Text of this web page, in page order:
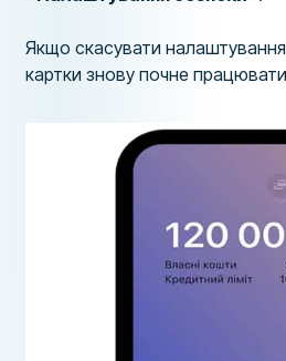
Якщо скасувати
картки знову почне